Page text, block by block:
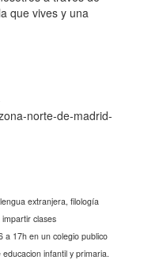
que vives y una
norte-de-madrid-
extranjera, filología
clases
a 17h en un colegio publico
infantil y primaria.